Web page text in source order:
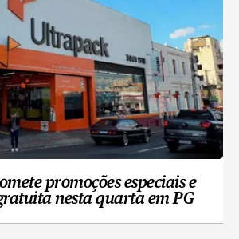
promoções especiais e
nesta quarta em PG